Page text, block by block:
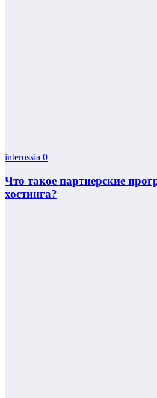
interossia 0
Что такое партнерские
хостинга?